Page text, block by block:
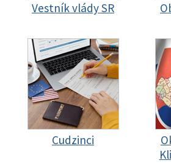
Vestník vlády SR
Cudzinci